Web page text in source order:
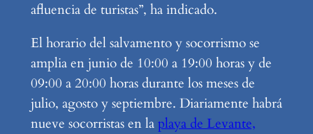
afluencia de turistas”, ha indicado.
El horario del salvamento y socorrismo se
amplia en junio de 10:00 a 19:00 horas y de
09:00 a 20:00 horas durante los meses de
julio, agosto y septiembre. Diariamente habrá
nueve socorristas en laplaya de Levante,